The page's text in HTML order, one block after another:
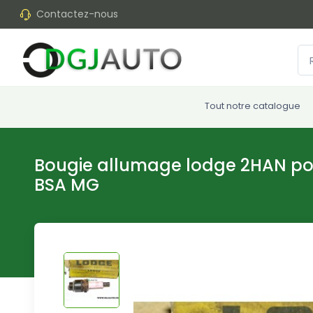
Contactez-nous
Tout notre catalogue
Bougie allumage lodge 2HAN
BSA MG